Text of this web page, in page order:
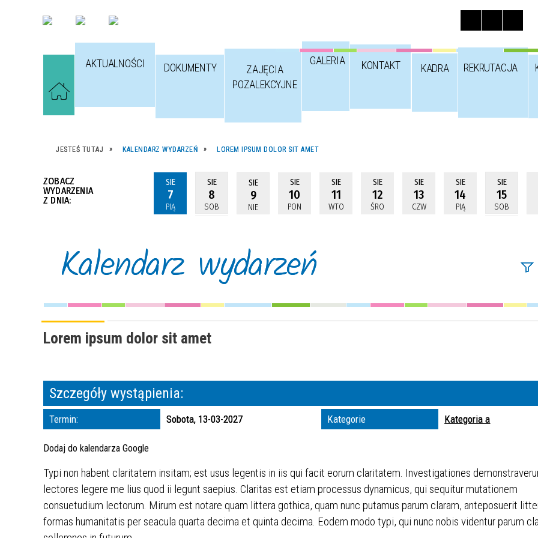
AKTUALNOŚCI DOKUMENTY
ZAJĘCIA
POZALEKCYJNE
GALERIA KONTAKT KADRA REKRUTACJA
JESTEŚ TUTAJ KALENDARZ WYDARZEŃ LOREM IPSUM DOLOR SIT AMET
ZOBACZ
WYDARZENIA
Z DNIA:
SIE
7
PIĄ
SIE
8
SOB
SIE
9
NIE
SIE
10
PON
SIE
11
WTO
SIE
12
ŚRO
SIE
13
CZW
SIE
14
PIĄ
SIE
15
SOB
Kalendarz wydarzeń
Lorem ipsum dolor sit amet
Szczegóły wystąpienia:
Termin: Sobota, 13-03-2027 Kategorie Kategoria a
Dodaj do kalendarza Google
Typi non habent claritatem insitam; est usus legentis in iis qui facit eorum claritatem. Investigationes
lectores legere me lius quod ii legunt saepius. Claritas est etiam processus dynamicus, qui sequitur mutationem
consuetudium lectorum. Mirum est notare quam littera gothica, quam nunc putamus parum claram, anteposuerit
formas humanitatis per seacula quarta decima et quinta decima. Eodem modo typi, qui nunc nobis videntur parum